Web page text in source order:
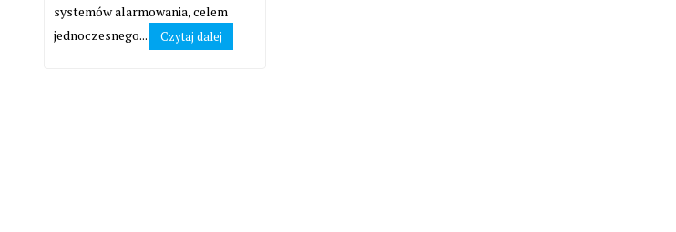
systemów alarmowania, celem
jednoczesnego...
Czytaj dalej